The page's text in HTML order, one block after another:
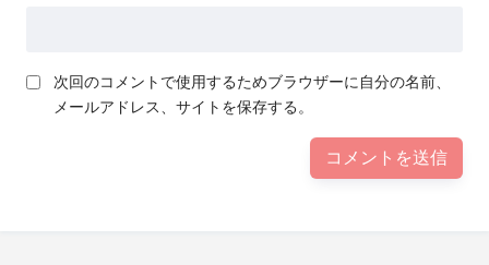
次回のコメントで使用するためブラウザーに自分の名前、
メールアドレス、サイトを保存する。